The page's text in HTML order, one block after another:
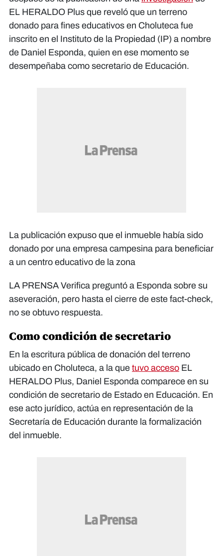
EL HERALDO Plus que reveló que un terreno
donado para fines educativos en Choluteca fue
inscrito en el Instituto de la Propiedad (IP) a nombre
de Daniel Esponda, quien en ese momento se
desempeñaba como secretario de Educación.
La publicación expuso que el inmueble había sido
donado por una empresa campesina para beneficiar
a un centro educativo de la zona
LA PRENSA Verifica preguntó a Esponda sobre su
aseveración, pero hasta el cierre de este fact-check,
no se obtuvo respuesta.
Como condición de secretario
En la escritura pública de donación del terreno
ubicado en Choluteca, a la que tuvo acceso EL
HERALDO Plus, Daniel Esponda comparece en su
condición de secretario de Estado en Educación. En
ese acto jurídico, actúa en representación de la
Secretaría de Educación durante la formalización
del inmueble.